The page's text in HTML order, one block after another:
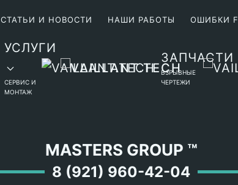
СТАТЬИ И НОВОСТИ НАШИ РАБОТЫ ОШИБКИ F
УСЛУГИ
СЕРВИС И
МОНТАЖ
ЗАПЧАСТИ
ВЗРЫВНЫЕ
ЧЕРТЕЖИ
MASTERS GROUP ™
8 (921) 960-42-04